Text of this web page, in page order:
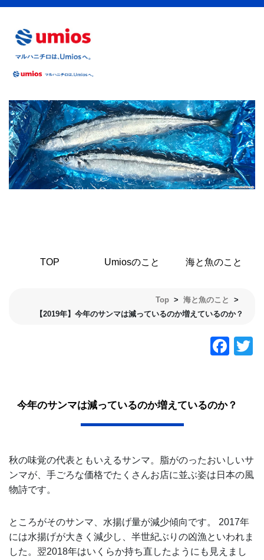
TOP Umiosのこと 海と魚のこと
Top > 海と魚のこと
>
【2019年】今年のサンマは減っているのか増えているのか？
今年のサンマは減っているのか増えているのか？
秋の味覚の代表ともいえるサンマ。脂がのったおいしいサ
ンマが、手ごろな価格でたくさんお店に並ぶ姿は日本の風
物詩です。
ところがそのサンマ、水揚げ量が減少傾向です。 2017年
には水揚げが大きく減少し、半世紀ぶりの凶漁といわれま
した。翌2018年はいくらか持ち直したようにも見えまし